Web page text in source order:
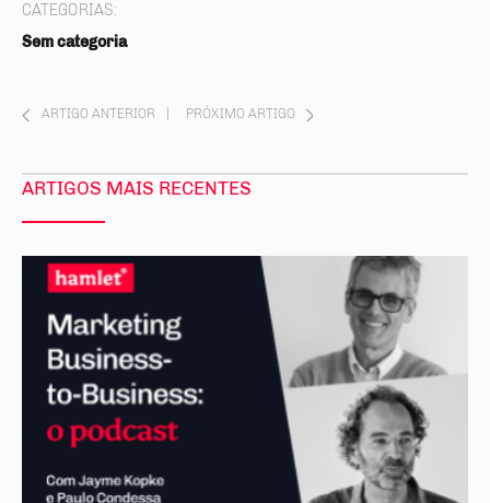
CATEGORIAS:
Sem categoria
ARTIGO ANTERIOR PRÓXIMO ARTIGO
ARTIGOS MAIS RECENTES